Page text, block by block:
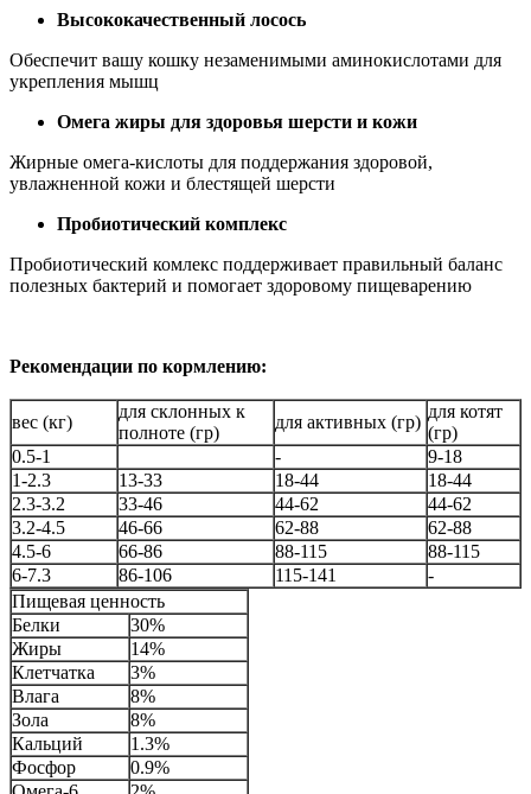
Высококачественный лосось
Обеспечит вашу кошку незаменимыми аминокислотами для
укрепления мышц
Омега жиры для здоровья шерсти и кожи
Жирные омега-кислоты для поддержания здоровой,
увлажненной кожи и блестящей шерсти
Пробиотический комплекс
Пробиотический комлекс поддерживает правильный баланс
полезных бактерий и помогает здоровому пищеварению
Рекомендации по кормлению:
вес (кг)
для склонных к
полноте (гр)
для активных (гр)
для котят
(гр)
0.5-1
-
9-18
1-2.3
13-33 18-44
18-44
2.3-3.2
33-46 44-62
44-62
3.2-4.5
46-66 62-88
62-88
4.5-6
66-86 88-115
88-115
6-7.3
86-106 115-141
-
Пищевая ценность
Белки
30%
Жиры
14%
Клетчатка
3%
Влага
8%
Зола
8%
Кальций
1.3%
Фосфор
0.9%